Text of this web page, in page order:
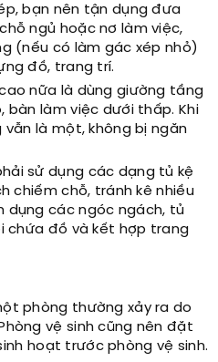
bạn nên tận dụng đưa
ngủ hoặc nơ làm việc,
(nếu có làm gác xép nhỏ)
đồ, trang trí.
nữa là dùng giường tầng
bàn làm việc dưới thấp. Khi
là một, không bị ngăn
sử dụng các dạng tủ kệ
chiếm chỗ, tránh kê nhiều
dụng các ngóc ngách, tủ
chứa đồ và kết hợp trang
phòng thường xảy ra do
vệ sinh cũng nên đặt
hoạt trước phòng vệ sinh.